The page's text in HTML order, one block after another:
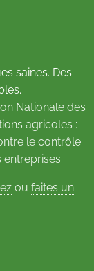
saines. Des
Nationale des
agricoles :
le contrôle
ou faites un